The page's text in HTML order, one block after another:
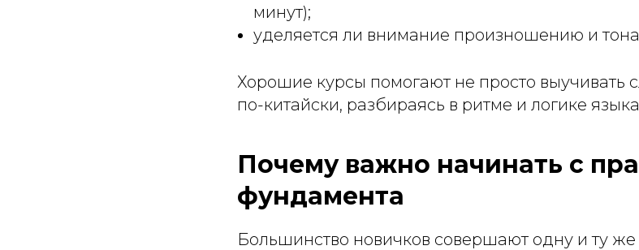
минут);
уделяется ли внимание произношению и
Хорошие курсы помогают не просто выучивать
по-китайски, разбираясь в ритме и логике
Почему важно начинать с
фундамента
Большинство новичков совершают одну и ту